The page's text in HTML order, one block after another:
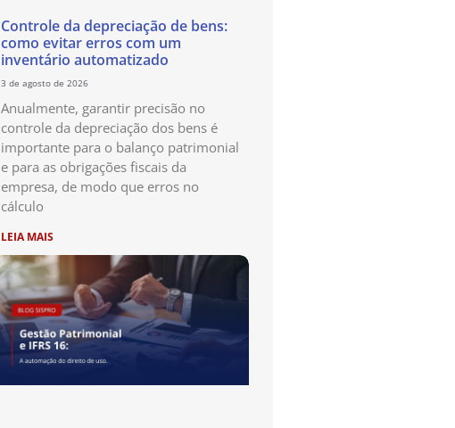
Controle da depreciação de bens:
como evitar erros com um
inventário automatizado
3 de agosto de 2026
Anualmente, garantir precisão no
controle da depreciação dos bens é
importante para o balanço patrimonial
e para as obrigações fiscais da
empresa, de modo que erros no
cálculo
LEIA MAIS